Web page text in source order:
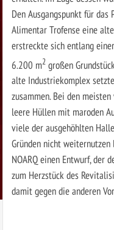
Den Ausgangspunkt für
Alimentar Trofense eine
erstreckte sich entlang
6.200 m2großen
alte Industriekomplex
zusammen. Bei den
leere Hüllen mit maroden
viele der ausgehöhlten
Gründen nicht
NOARQ einen Entwurf, der
zum Herzstück des
damit gegen die anderen